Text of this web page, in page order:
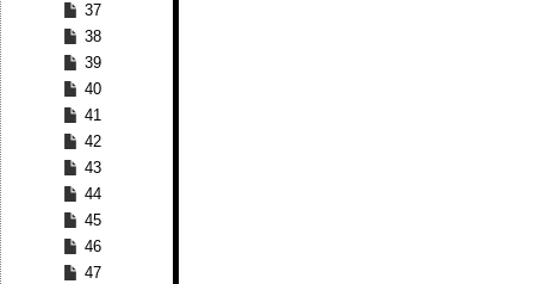
37
38
39
40
41
42
43
44
45
46
47